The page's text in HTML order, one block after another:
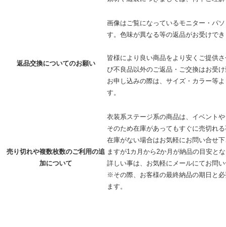
返品交換についてのお願い
画像はご覧になっているモニター・パ
す。色味が異なる等の返品がお受けで
皆様により良い商品をより安くご提供
び不良品以外のご返品・ご交換はお受
お申し込みの際は、サイズ・カラー等
す。
売り切れや複数枚数のご利用の追
加について
衣装系ステージ系の商品は、イベント
そのため在庫があってもすぐに売切れ
在庫がない場合はお気軽にお問い合せ
ますが1カ月から2か月が納品の目安と
詳しい事は、お気軽に メールにてお問
※その際、お客様の最終納品の期日と
ます。